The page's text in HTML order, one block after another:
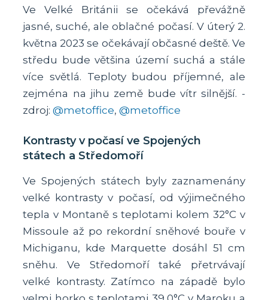
Ve Velké Británii se očekává převážně
jasné, suché, ale oblačné počasí. V úterý 2.
května 2023 se očekávají občasné deště. Ve
středu bude většina území suchá a stále
více světlá. Teploty budou příjemné, ale
zejména na jihu země bude vítr silnější. -
zdroj:@metoffice,@metoffice
Kontrasty v počasí ve Spojených
státech a Středomoří
Ve Spojených státech byly zaznamenány
velké kontrasty v počasí, od výjimečného
tepla v Montaně s teplotami kolem 32°C v
Missoule až po rekordní sněhové bouře v
Michiganu, kde Marquette dosáhl 51 cm
sněhu. Ve Středomoří také přetrvávají
velké kontrasty. Zatímco na západě bylo